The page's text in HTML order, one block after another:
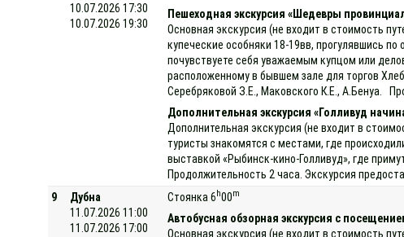
10.07.2026 17:30
10.07.2026 19:30
Пешеходная экскурсия «Шедевры
Основная экскурсия (не входит в стоимость
купеческие особняки 18-19вв, прогулявшись
почувствуете себя уважаемым купцом или
расположенному в бывшем зале для торгов
Серебряковой З.Е., Маковского К.Е., А.Бенуа.
Дополнительная экскурсия «Голливуд
Дополнительная экскурсия (не входит в
туристы знакомятся с местами, где
выставкой «Рыбинск-кино-Голливуд», где
Продолжительность 2 часа. Экскурсия
9
Дубна
11.07.2026 11:00
11.07.2026 17:00
Стоянка 6 h00m
Автобусная обзорная экскурсия с
Основная экскурсия (не входит в стоимость